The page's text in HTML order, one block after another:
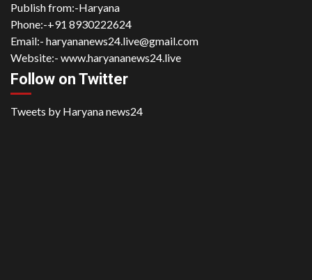
Publish from:-Haryana
Phone:-+91 8930222624
Email:- haryananews24.live@gmail.com
Website:- www.haryananews24.live
Follow on Twitter
Tweets by Haryana news24